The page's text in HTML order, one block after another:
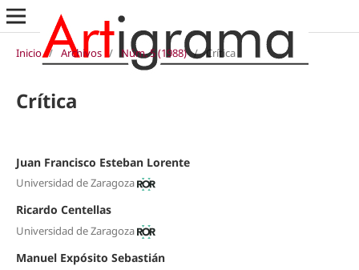
Inicio / Archivos / Núm. 5 (1988) / Crítica
Crítica
Juan Francisco Esteban Lorente
Universidad de Zaragoza
Ricardo Centellas
Universidad de Zaragoza
Manuel Expósito Sebastián